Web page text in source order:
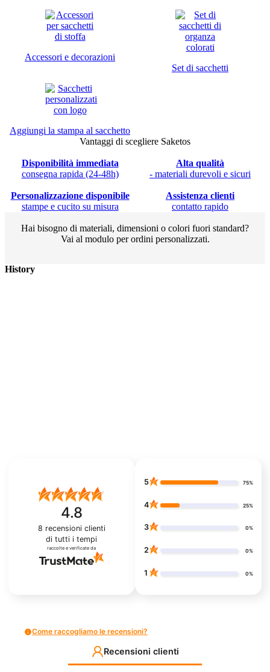
Accessori e decorazioni
Set di sacchetti
Aggiungi la stampa al sacchetto
Vantaggi di scegliere Saketos
Disponibilità immediata
consegna rapida (24-48h)
Alta qualità
- materiali durevoli e sicuri
Personalizzazione disponibile
stampe e cucito su misura
Assistenza clienti
contatto rapido
Hai bisogno di materiali, dimensioni o colori fuori standard?
Vai al modulo per ordini personalizzati.
History
4.8
8 recensioni clienti
di tutti i tempi
raccolte e verificate da
5 75%
4 25%
3 0%
2 0%
1 0%
Come raccogliamo le recensioni?
Recensioni clienti